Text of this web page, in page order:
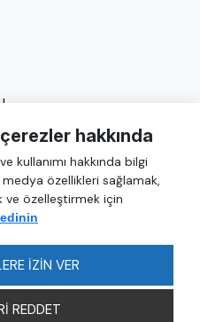
hakkında
kullanımı hakkında bilgi
özellikleri sağlamak,
ve özelleştirmek için
İZİN VER
REDDET